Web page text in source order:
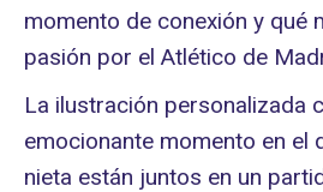
momento de conexión y qué
pasión por el Atlético de
La ilustración personalizada
emocionante momento en el
nieta están juntos en un